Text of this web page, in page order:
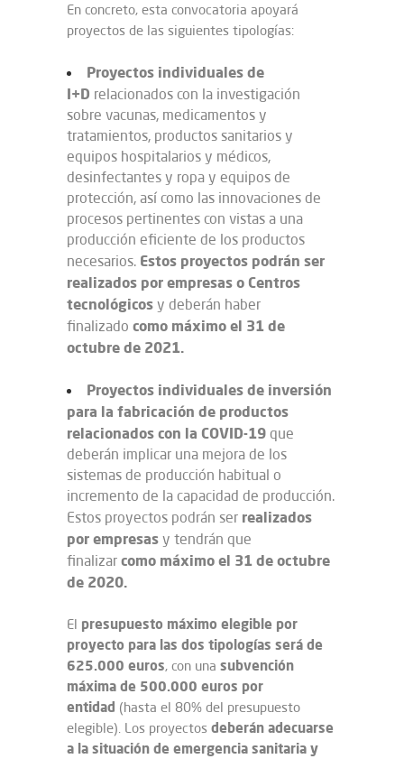
En concreto, esta convocatoria apoyará
proyectos de las siguientes tipologías:
Proyectos individuales de
I+D relacionados con la investigación
sobre vacunas, medicamentos y
tratamientos, productos sanitarios y
equipos hospitalarios y médicos,
desinfectantes y ropa y equipos de
protección, así como las innovaciones de
procesos pertinentes con vistas a una
producción eficiente de los productos
necesarios. Estos proyectos podrán ser
realizados por empresas o Centros
tecnológicos y deberán haber
finalizado como máximo el 31 de
octubre de 2021.
Proyectos individuales de inversión
para la fabricación de productos
relacionados con la COVID-19 que
deberán implicar una mejora de los
sistemas de producción habitual o
incremento de la capacidad de producción.
Estos proyectos podrán ser realizados
por empresas y tendrán que
finalizar como máximo el 31 de octubre
de 2020.
El presupuesto máximo elegible por
proyecto para las dos tipologías será de
625.000 euros, con una subvención
máxima de 500.000 euros por
entidad (hasta el 80% del presupuesto
elegible). Los proyectos deberán adecuarse
a la situación de emergencia sanitaria y